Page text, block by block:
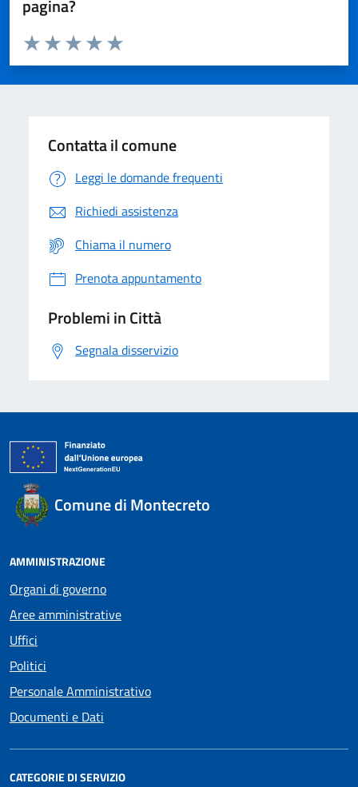
pagina?
Domanda
Valuta da 1 a 5 stelle la pagina
Valuta 5 stelle su 5
Valuta 4 stelle su 5
Valuta 3 stelle su 5
Valuta 2 stelle su 5
Valuta 1 stelle su 5
Contatta il comune
Leggi le domande frequenti
Richiedi assistenza
Chiama il numero
Prenota appuntamento
Problemi in Città
Segnala disservizio
Comune di Montecreto
AMMINISTRAZIONE
Organi di governo
Aree amministrative
Uffici
Politici
Personale Amministrativo
Documenti e Dati
CATEGORIE DI SERVIZIO